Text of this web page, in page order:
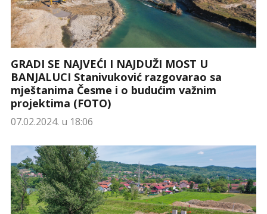
GRADI SE NAJVEĆI I NAJDUŽI MOST U
BANJALUCI Stanivuković razgovarao sa
mještanima Česme i o budućim važnim
projektima (FOTO)
07.02.2024. u 18:06